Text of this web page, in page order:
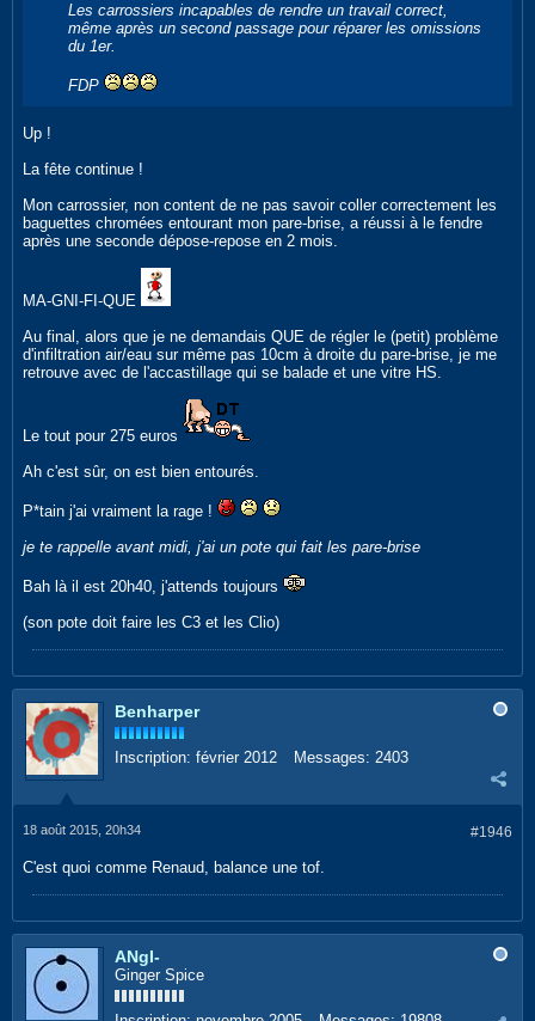
Les carrossiers incapables de rendre un travail correct,
même après un second passage pour réparer les omissions
du 1er.
FDP
Up !
La fête continue !
Mon carrossier, non content de ne pas savoir coller correctement les
baguettes chromées entourant mon pare-brise, a réussi à le fendre
après une seconde dépose-repose en 2 mois.
MA-GNI-FI-QUE
Au final, alors que je ne demandais QUE de régler le (petit) problème
d'infiltration air/eau sur même pas 10cm à droite du pare-brise, je me
retrouve avec de l'accastillage qui se balade et une vitre HS.
Le tout pour 275 euros
Ah c'est sûr, on est bien entourés.
P*tain j'ai vraiment la rage !
je te rappelle avant midi, j'ai un pote qui fait les pare-brise
Bah là il est 20h40, j'attends toujours
(son pote doit faire les C3 et les Clio)
Benharper
Inscription: février 2012 Messages: 2403
#1946
18 août 2015, 20h34
C'est quoi comme Renaud, balance une tof.
ANgI-
Ginger Spice